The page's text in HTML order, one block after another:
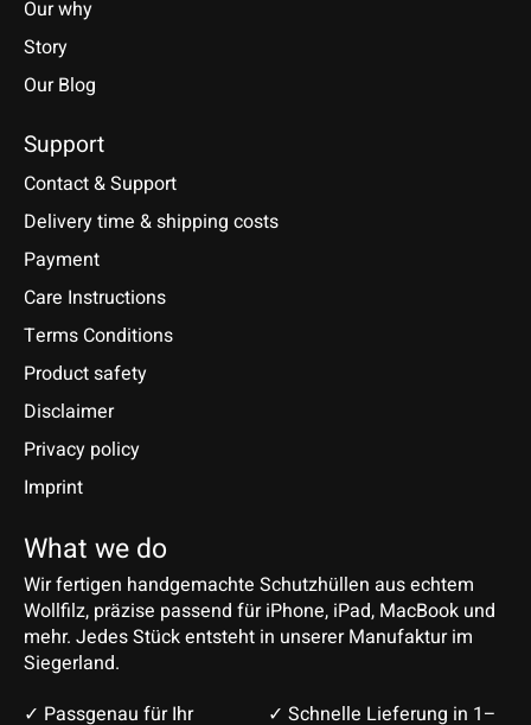
Our why
Story
Our Blog
Support
Contact & Support
Delivery time & shipping costs
Payment
Care Instructions
Terms Conditions
Product safety
Disclaimer
Privacy policy
Imprint
What we do
Wir fertigen handgemachte Schutzhüllen aus echtem
Wollfilz, präzise passend für iPhone, iPad, MacBook und
mehr. Jedes Stück entsteht in unserer Manufaktur im
Siegerland.
✓ Passgenau für Ihr
✓ Schnelle Lieferung in 1–